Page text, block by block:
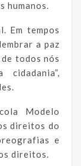
humanos.
Em tempos
a paz
todos nós
Modelo
direitos do
e
direitos.